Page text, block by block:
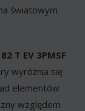
światowym
T EV 3PMSF
wyróżnia się
elementów
względem